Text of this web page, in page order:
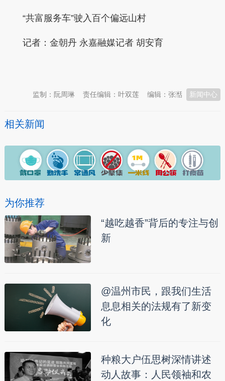
“共富服务车”驶入百个偏远山村
记者： 金朝丹 永嘉融媒记者 胡安育
新闻中心
编辑：张湉
责任编辑：叶双莲
监制：阮周琳
相关新闻
为你推荐
“越吃越香”背后的专注与创
新
@温州市民，跟我们生活
息息相关的法规有了新变
化
种粮大户伍思树深情讲述
动人故事：人民领袖和农